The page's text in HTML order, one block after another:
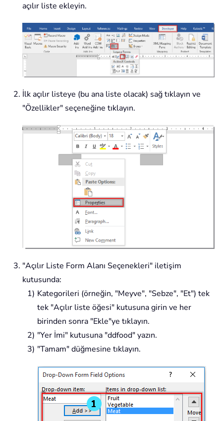
açılır liste ekleyin.
İlk açılır listeye (bu ana liste olacak) sağ tıklayın ve
"Özellikler" seçeneğine tıklayın.
"Açılır Liste Form Alanı Seçenekleri" iletişim
kutusunda:
Kategorileri (örneğin, "Meyve", "Sebze", "Et") tek
tek "Açılır liste öğesi" kutusuna girin ve her
birinden sonra "Ekle"ye tıklayın.
"Yer İmi" kutusuna "ddfood" yazın.
"Tamam" düğmesine tıklayın.